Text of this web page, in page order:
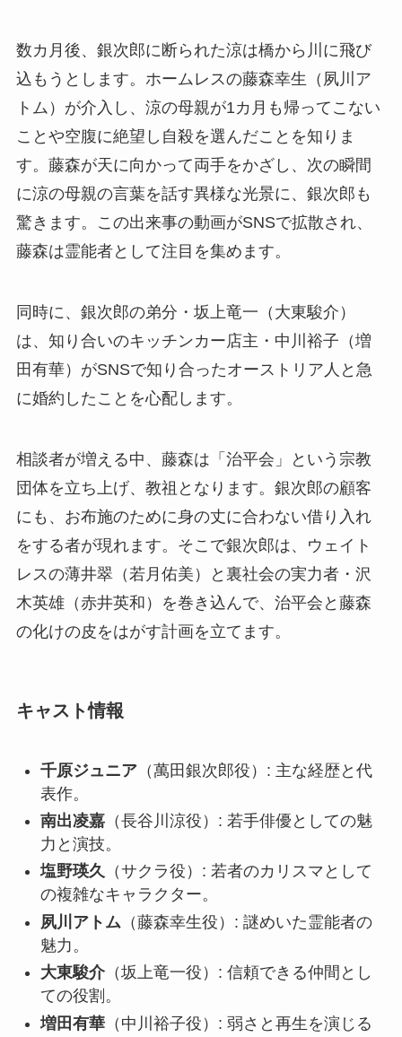
数カ月後、銀次郎に断られた涼は橋から川に飛び
込もうとします。ホームレスの藤森幸生（夙川ア
トム）が介入し、涼の母親が1カ月も帰ってこない
ことや空腹に絶望し自殺を選んだことを知りま
す。藤森が天に向かって両手をかざし、次の瞬間
に涼の母親の言葉を話す異様な光景に、銀次郎も
驚きます。この出来事の動画がSNSで拡散され、
藤森は霊能者として注目を集めます。
同時に、銀次郎の弟分・坂上竜一（大東駿介）
は、知り合いのキッチンカー店主・中川裕子（増
田有華）がSNSで知り合ったオーストリア人と急
に婚約したことを心配します。
相談者が増える中、藤森は「治平会」という宗教
団体を立ち上げ、教祖となります。銀次郎の顧客
にも、お布施のために身の丈に合わない借り入れ
をする者が現れます。そこで銀次郎は、ウェイト
レスの薄井翠（若月佑美）と裏社会の実力者・沢
木英雄（赤井英和）を巻き込んで、治平会と藤森
の化けの皮をはがす計画を立てます。
キャスト情報
千原ジュニア（萬田銀次郎役）: 主な経歴と代
表作。
南出凌嘉（長谷川涼役）: 若手俳優としての魅
力と演技。
塩野瑛久（サクラ役）: 若者のカリスマとして
の複雑なキャラクター。
夙川アトム （藤森幸生役）: 謎めいた霊能者の
魅力。
大東駿介（坂上竜一役）: 信頼できる仲間とし
ての役割。
増田有華（中川裕子役）: 弱さと再生を演じる